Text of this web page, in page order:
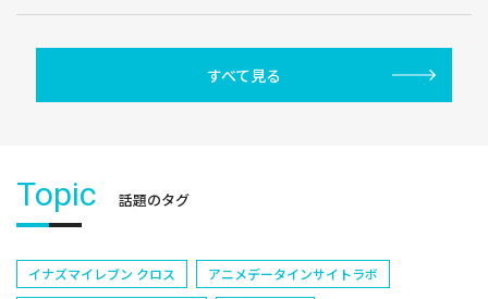
すべて見る
Topic 話題のタグ
イナズマイレブン クロス
アニメデータインサイトラボ